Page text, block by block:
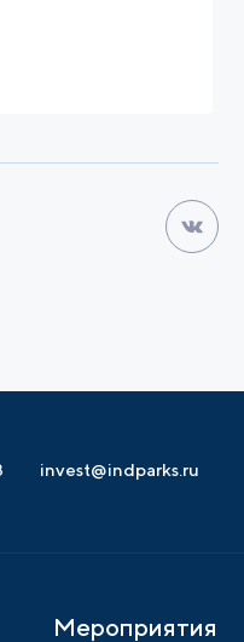
invest@indparks.ru
Мероприятия